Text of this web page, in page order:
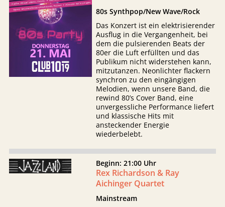
80s Synthpop/New Wave/Rock
Das Konzert ist ein elektrisierender
Ausflug in die Vergangenheit, bei
dem die pulsierenden Beats der
80er die Luft erfüllten und das
Publikum nicht widerstehen kann,
mitzutanzen. Neonlichter flackern
synchron zu den eingängigen
Melodien, wenn unsere Band, die
rewind 80’s Cover Band, eine
unvergessliche Performance liefert
und klassische Hits mit
ansteckender Energie
wiederbelebt.
Beginn: 21:00 Uhr
Rex Richardson & Ray
Aichinger Quartet
Mainstream